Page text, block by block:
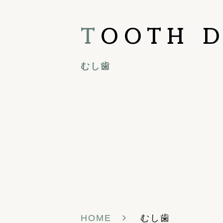
T OOTH
むし歯
HOME むし歯